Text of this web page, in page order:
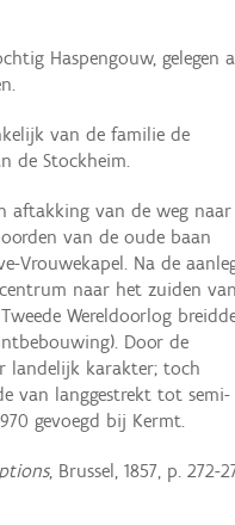
Haspengouw, gelegen
van de familie de
de Stockheim.
aftakking van de weg naar
van de oude baan
Vrouwekapel. Na de
naar het zuiden van
Wereldoorlog
Door de
landelijk karakter; toch
van langgestrekt tot semi-
gevoegd bij Kermt.
, Brussel, 1857, p. 272-